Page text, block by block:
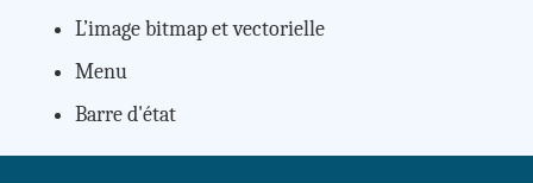
L’image bitmap et vectorielle
Menu
Barre d'état